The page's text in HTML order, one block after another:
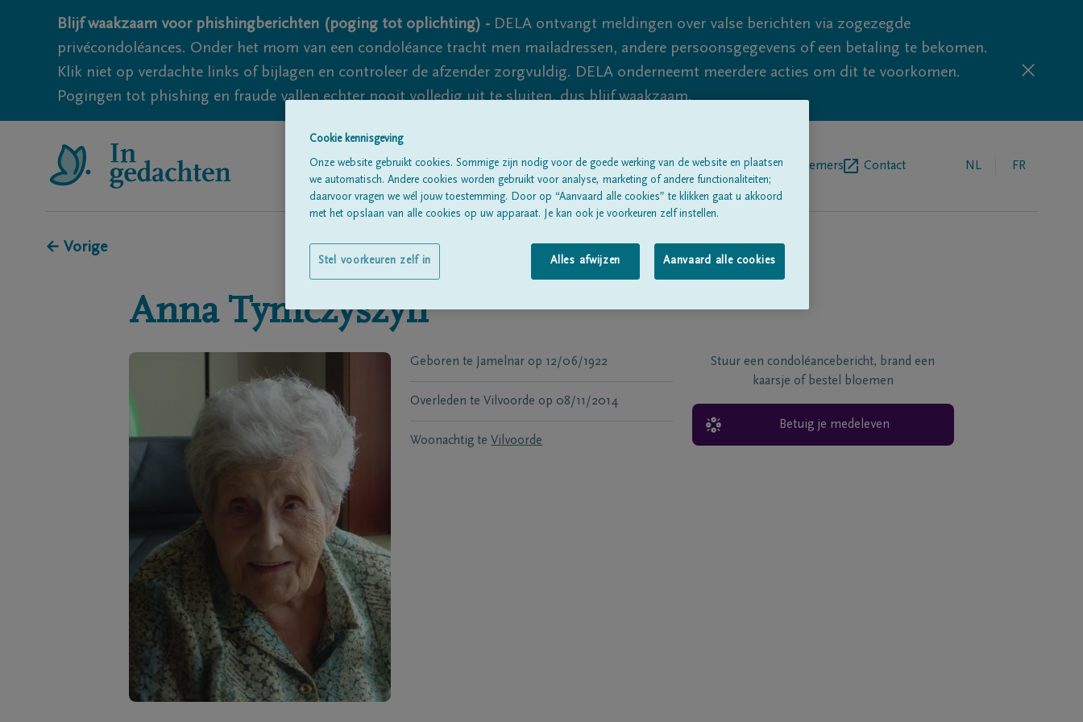
Blijf waakzaam voor phishingberichten (poging tot oplichting) - DELA ontvangt meldingen over valse berichten via zogezegde
privécondoléances. Onder het mom van een condoléance tracht men mailadressen, andere persoonsgegevens of een betaling te bekomen.
Klik niet op verdachte links of bijlagen en controleer de afzender zorgvuldig. DELA onderneemt meerdere acties om dit te voorkomen.
Pogingen tot phishing en fraude vallen echter nooit volledig uit te sluiten, dus blijf waakzaam.
Alle rouwberichtenOver onsBegrafenisondernemers Contact NL FR
← Vorige
Anna Tymczyszyn
Geboren te Jamelnar op 12/06/1922
Overleden te Vilvoorde op 08/11/2014
Woonachtig te Vilvoorde
Stuur een condoléancebericht, brand een
kaarsje of bestel bloemen
Betuig je medeleven
Cookie kennisgeving
Onze website gebruikt cookies. Sommige zijn nodig voor de goede werking van de website en plaatsen
we automatisch. Andere cookies worden gebruikt voor analyse, marketing of andere functionaliteiten;
daarvoor vragen we wél jouw toestemming. Door op “Aanvaard alle cookies” te klikken gaat u akkoord
met het opslaan van alle cookies op uw apparaat. Je kan ook je voorkeuren zelf instellen.
Alles afwijzen Aanvaard alle cookies
Stel voorkeuren zelf in